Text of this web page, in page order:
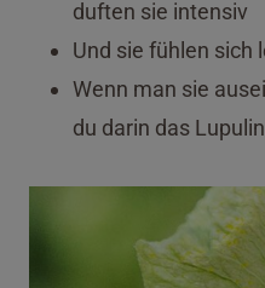
duften sie intensiv
Und sie fühlen sich
Wenn man sie
du darin das Lupulin